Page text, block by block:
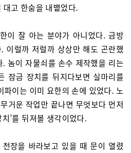
고 한숨을 내뱉었다.
이 잘 아는 분야가 아니었다. 금방
이럴까 저럴까 상상만 해도 곤란했
놈이 자물쇠를 손수 제작했을 리는
잠금 장치를 뒤지다보면 실마리를
파이는 이미 요한의 손에 있었다. 노
거운 작업만 끝나면 무엇보다 먼저
’를 뒤져볼 생각이었다.
장을 바라보고 있을 때 문이 열렸